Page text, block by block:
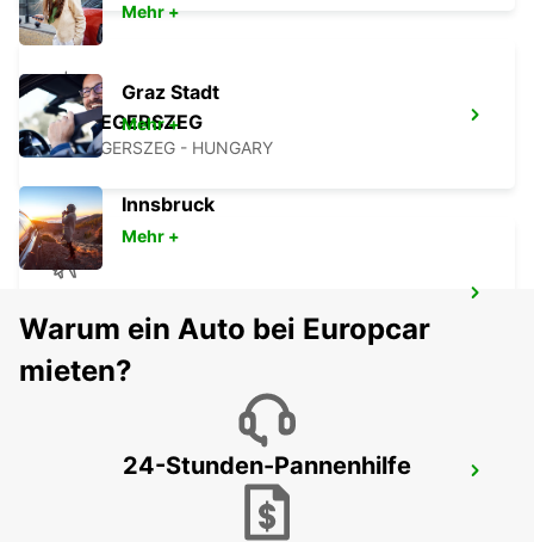
ZALAEGERSZEG
ZALAEGERSZEG - HUNGARY
ZGORNJI BRNIK AERODROM - SLOVENIA
Mehr +
Graz Stadt
Mehr +
Innsbruck
Mehr +
Warum ein Auto bei Europcar
mieten?
24-Stunden-Pannenhilfe